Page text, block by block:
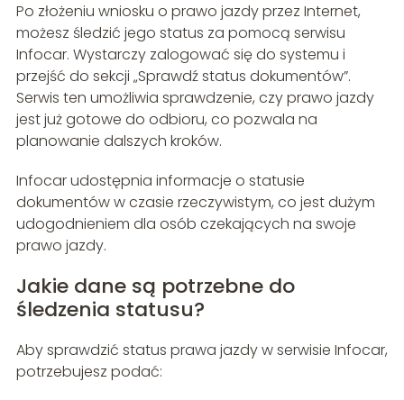
Po złożeniu wniosku o prawo jazdy przez Internet,
możesz śledzić jego status za pomocą serwisu
Infocar. Wystarczy zalogować się do systemu i
przejść do sekcji „Sprawdź status dokumentów”.
Serwis ten umożliwia sprawdzenie, czy prawo jazdy
jest już gotowe do odbioru, co pozwala na
planowanie dalszych kroków.
Infocar udostępnia informacje o statusie
dokumentów w czasie rzeczywistym, co jest dużym
udogodnieniem dla osób czekających na swoje
prawo jazdy.
Jakie dane są potrzebne do
śledzenia statusu?
Aby sprawdzić status prawa jazdy w serwisie Infocar,
potrzebujesz podać: